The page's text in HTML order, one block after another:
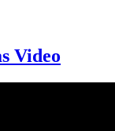
Video